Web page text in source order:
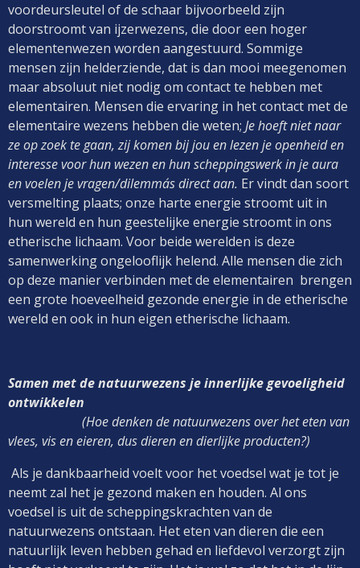
voordeursleutel of de schaar bijvoorbeeld zijn
doorstroomt van ijzerwezens, die door een hoger
elementenwezen worden aangestuurd. Sommige
mensen zijn helderziende, dat is dan mooi meegenomen
maar absoluut niet nodig om contact te hebben met
elementairen. Mensen die ervaring in het contact met de
elementaire wezens hebben die weten; Je hoeft niet naar
ze op zoek te gaan, zij komen bij jou en lezen je openheid en
interesse voor hun wezen en hun scheppingswerk in je aura
en voelen je vragen/dilemma´s direct aan. Er vindt dan soort
versmelting plaats; onze harte energie stroomt uit in
hun wereld en hun geestelijke energie stroomt in ons
etherische lichaam. Voor beide werelden is deze
samenwerking ongelooflijk helend. Alle mensen die zich
op deze manier verbinden met de elementairen brengen
een grote hoeveelheid gezonde energie in de etherische
wereld en ook in hun eigen etherische lichaam.
Samen met de natuurwezens je innerlijke gevoeligheid
ontwikkelen
(Hoe denken de natuurwezens over het eten van
vlees, vis en eieren, dus dieren en dierlijke producten?)
Als je dankbaarheid voelt voor het voedsel wat je tot je
neemt zal het je gezond maken en houden. Al ons
voedsel is uit de scheppingskrachten van de
natuurwezens ontstaan. Het eten van dieren die een
natuurlijk leven hebben gehad en liefdevol verzorgt zijn